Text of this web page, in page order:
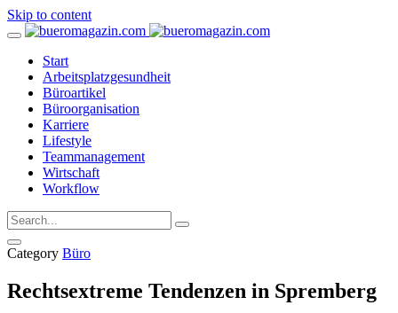
Skip to content
Start
Arbeitsplatzgesundheit
Büroartikel
Büroorganisation
Karriere
Lifestyle
Teammanagement
Wirtschaft
Workflow
Category Büro
Rechtsextreme Tendenzen in Spremberg